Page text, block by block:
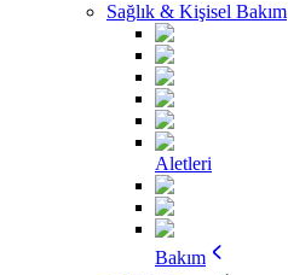
Sağlık & Kişisel Bakım
Aletleri
Bakım